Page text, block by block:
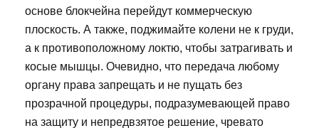
основе блокчейна перейдут коммерческую
плоскость. А также, поджимайте колени не к груди,
а к противоположному локтю, чтобы затрагивать и
косые мышцы. Очевидно, что передача любому
органу права запрещать и не пущать без
прозрачной процедуры, подразумевающей право
на защиту и непредвзятое решение, чревато